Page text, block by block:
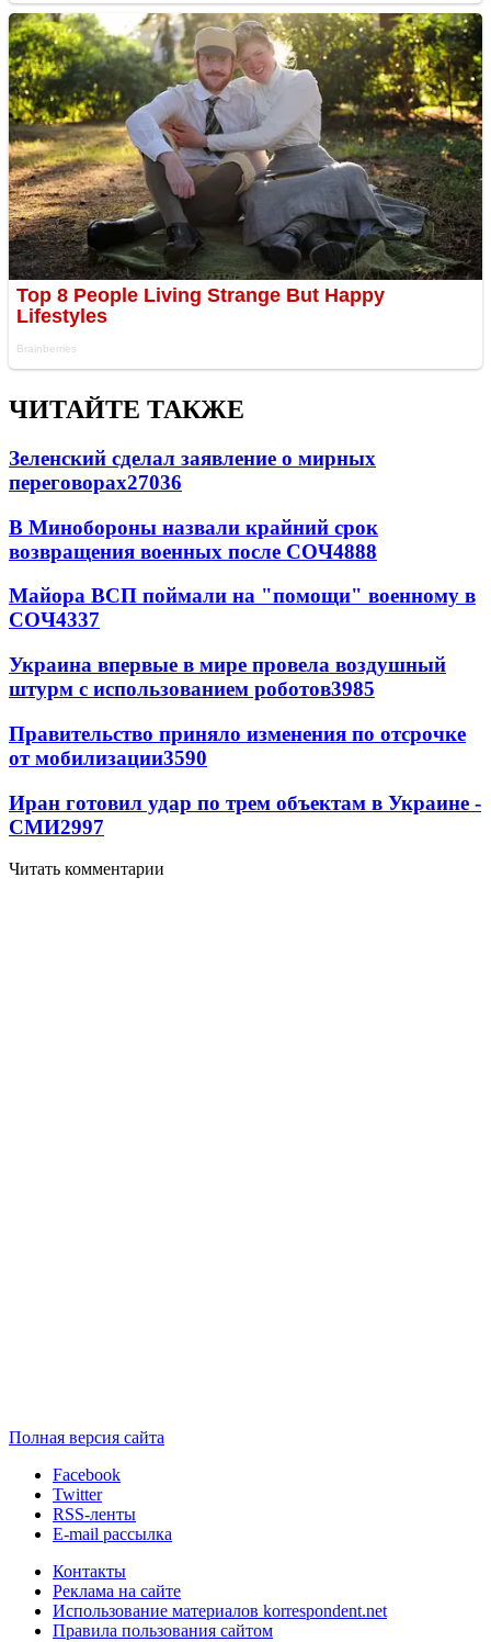
ЧИТАЙТЕ ТАКЖЕ
Зеленский сделал заявление о мирных
переговорах27036
В Минобороны назвали крайний срок
возвращения военных после СОЧ4888
Майора ВСП поймали на "помощи" военному в
СОЧ4337
Украина впервые в мире провела воздушный
штурм с использованием роботов3985
Правительство приняло изменения по отсрочке
от мобилизации3590
Иран готовил удар по трем объектам в Украине -
СМИ2997
Читать комментарии
Полная версия сайта
Facebook
Twitter
RSS-ленты
E-mail рассылка
Контакты
Реклама на сайте
Использование материалов korrespondent.net
Правила пользования сайтом